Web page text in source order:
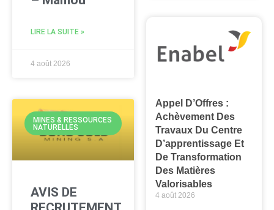
LIRE LA SUITE »
4 août 2026
MINES & RESSOURCES
NATURELLES
AVIS DE
Appel D’Offres :
Achèvement Des
Travaux Du Centre
D’apprentissage Et
De Transformation
Des Matières
Valorisables
4 août 2026